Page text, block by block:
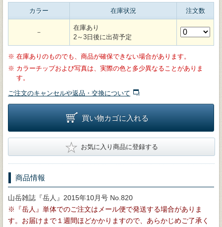
カラー 在庫状況 注文数
－
在庫あり
2～3日後に出荷予定
※ 在庫ありのものでも、商品が確保できない場合があります。
※ カラーチップおよび写真は、実際の色と多少異なることがありま
す。
ご注文のキャンセルや返品・交換について
買い物カゴに入れる
★ お気に入り商品に登録する
商品情報
山岳雑誌『岳人』2015年10月号 No.820
※『岳人』単体でのご注文はメール便で発送する場合がありま
す。お届けまで１週間ほどかかりますので、あらかじめご了承く